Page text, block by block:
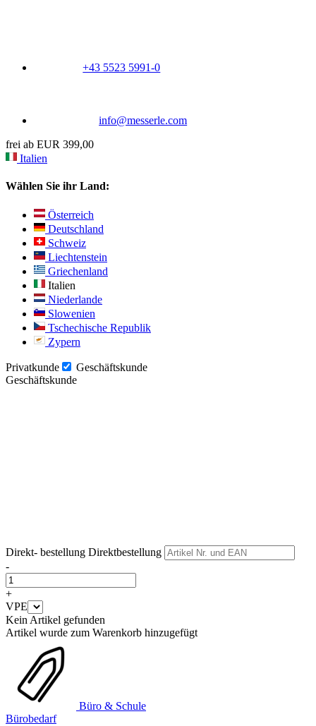
+43 5523 5991-0
info@messerle.com
frei ab EUR 399,00
Italien
Wählen Sie ihr Land:
Österreich
Deutschland
Schweiz
Liechtenstein
Griechenland
Italien
Niederlande
Slowenien
Tschechische Republik
Zypern
Privatkunde
Geschäftskunde
Geschäftskunde
Direkt- bestellung Direktbestellung
-
+
VPE
Kein Artikel gefunden
Artikel wurde zum Warenkorb hinzugefügt
Büro & Schule
Bürobedarf